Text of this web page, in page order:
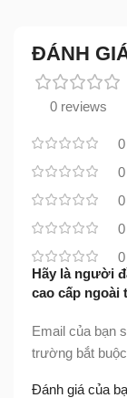
ĐÁNH
0 reviews
0
0
0
0
0
Hãy là người
cao cấp ngoài
Email của bạn
trường bắt
Đánh giá của